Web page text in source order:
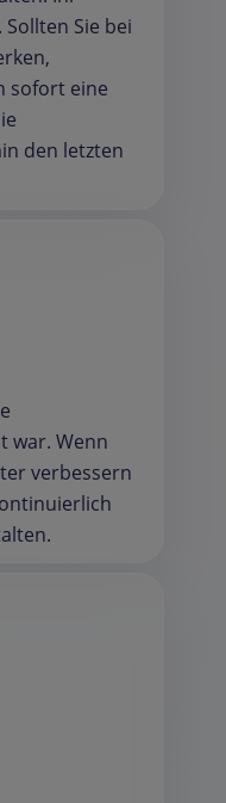
Sie bei
sofort eine
den letzten
war. Wenn
verbessern